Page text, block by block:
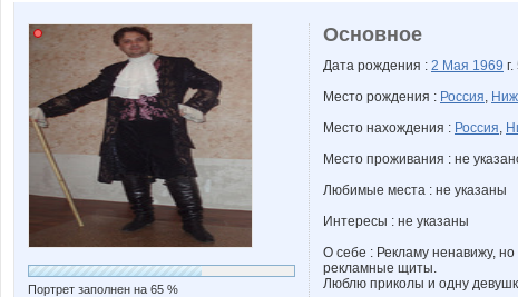
Портрет заполнен на 65 %
Основное
Дата рождения : 2 Мая 1969
Место рождения : Россия,
Место нахождения : Россия,
Место проживания : не
Любимые места : не указаны
Интересы : не указаны
О себе : Рекламу ненавижу,
рекламные щиты.
Люблю приколы и одну